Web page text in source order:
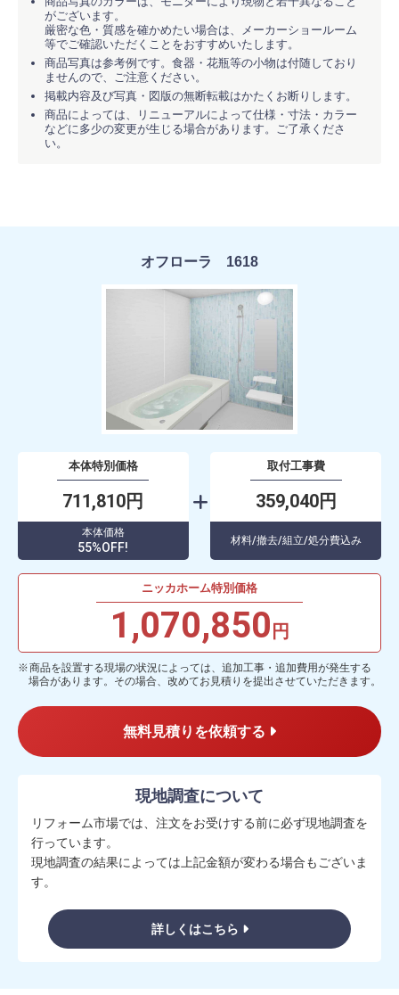
がございます。
厳密な色・質感を確かめたい場合は、メーカーショールーム
等でご確認いただくことをおすすめいたします。
商品写真は参考例です。食器・花瓶等の小物は付随しており
ませんので、ご注意ください。
掲載内容及び写真・図版の無断転載はかたくお断りします。
商品によっては、リニューアルによって仕様・寸法・カラー
などに多少の変更が生じる場合があります。ご了承くださ
い。
オフローラ 1618
本体特別価格
711,810円
本体価格
55%OFF!
取付工事費
359,040円
材料/撤去/組立/処分費込み
ニッカホーム特別価格
1,070,850 円
商品を設置する現場の状況によっては、追加工事・追加費用が発生する
場合があります。その場合、改めてお見積りを提出させていただきます。
無料見積りを依頼する
現地調査について
リフォーム市場では、注文をお受けする前に必ず現地調査を
行っています。
現地調査の結果によっては上記金額が変わる場合もございま
す。
詳しくはこちら